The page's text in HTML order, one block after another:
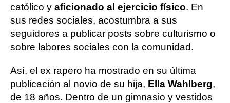
católico y aficionado al ejercicio físico. En
sus redes sociales, acostumbra a sus
seguidores a publicar posts sobre culturismo o
sobre labores sociales con la comunidad.
Así, el ex rapero ha mostrado en su última
publicación al novio de su hija, Ella Wahlberg,
de 18 años. Dentro de un gimnasio y vestidos